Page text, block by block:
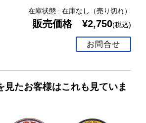
在庫状態 : 在庫なし（売り切れ）
販売価格 ¥2,750(税込)
お問合せ
見たお客様はこれも見ていま